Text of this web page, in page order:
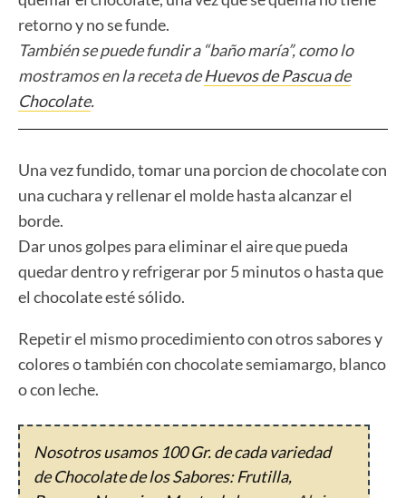
retorno y no se funde.
También se puede fundir a “baño maría”, como lo
mostramos en la receta deHuevos de Pascua de
Chocolate.
Una vez fundido, tomar una porcion de chocolate con
una cuchara y rellenar el molde hasta alcanzar el
borde.
Dar unos golpes para eliminar el aire que pueda
quedar dentro y refrigerar por 5 minutos o hasta que
el chocolate esté sólido.
Repetir el mismo procedimiento con otros sabores y
colores o también con chocolate semiamargo, blanco
o con leche.
Nosotros usamos 100 Gr. de cada variedad
de Chocolate de los Sabores: Frutilla,